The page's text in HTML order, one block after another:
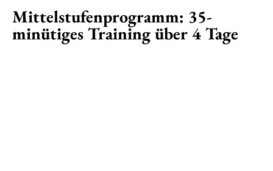
Mittelstufenprogramm: 35-
minütiges Training über 4 Tage